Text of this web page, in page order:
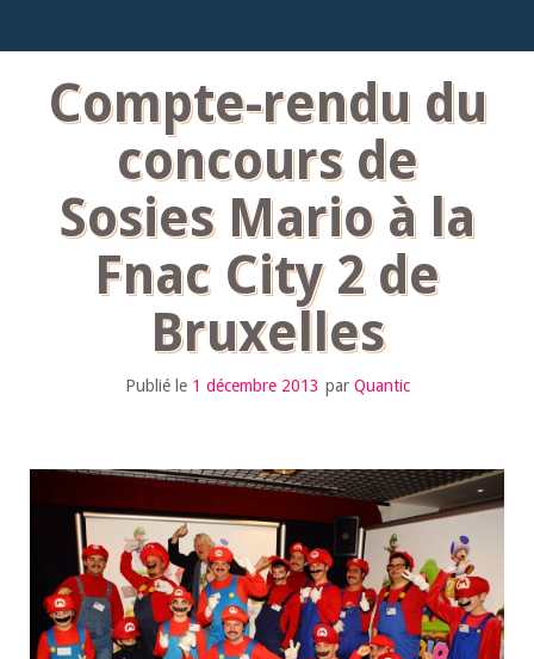
Compte-rendu du
concours de
Sosies Mario à la
Fnac City 2 de
Bruxelles
Publié le 1 décembre 2013 par Quantic